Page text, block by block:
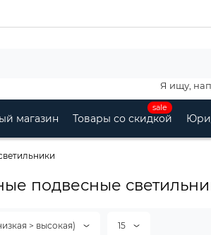
Я ищу,
магазин
sale
Товары со скидкой
подвесные
> высокая) 15